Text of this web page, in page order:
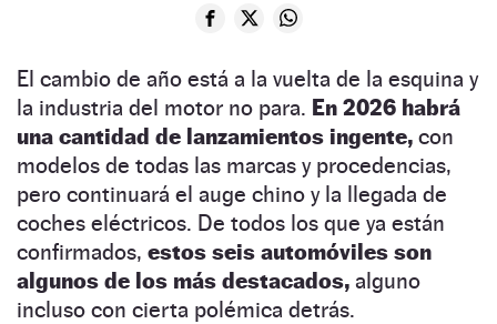
El cambio de año está a la vuelta de la esquina y
la industria del motor no para. En 2026 habrá
una cantidad de lanzamientos ingente, con
modelos de todas las marcas y procedencias,
pero continuará el auge chino y la llegada de
coches eléctricos. De todos los que ya están
confirmados, estos seis automóviles son
algunos de los más destacados, alguno
incluso con cierta polémica detrás.